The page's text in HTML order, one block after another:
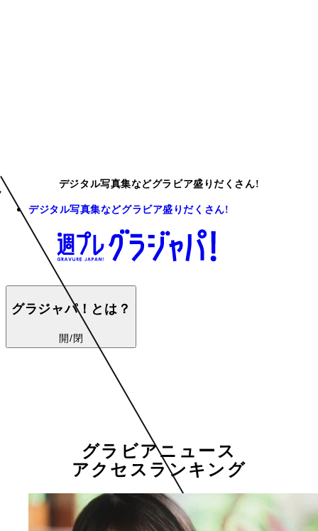
デジタル写真集などグラビア盛りだくさん!
デジタル写真集などグラビア盛りだくさん!
グラジャパ！とは？
開/閉
グラビアニュース
アクセスランキング